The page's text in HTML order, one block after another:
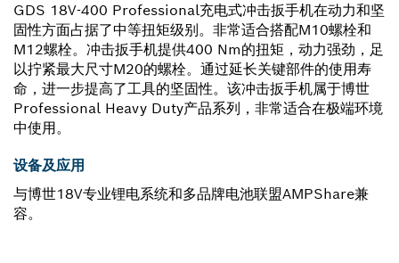
GDS 18V-400 Professional充电式冲击扳手机在动力和坚
固性方面占据了中等扭矩级别。非常适合搭配M10螺栓和
M12螺栓。冲击扳手机提供400 Nm的扭矩，动力强劲，足
以拧紧最大尺寸M20的螺栓。通过延长关键部件的使用寿
命，进一步提高了工具的坚固性。该冲击扳手机属于博世
Professional Heavy Duty产品系列，非常适合在极端环境
中使用。
设备及应用
与博世18V专业锂电系统和多品牌电池联盟AMPShare兼
容。